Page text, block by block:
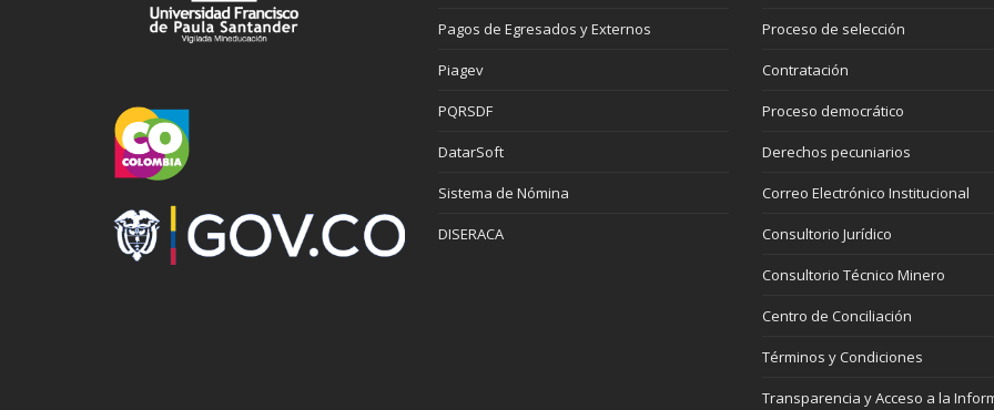
Pagos de Egresados y Externos
Piagev
PQRSDF
DatarSoft
Sistema de Nómina
DISERACA
Proceso de selección
Contratación
Proceso democrático
Derechos pecuniarios
Correo Electrónico Institucional
Consultorio Jurídico
Consultorio Técnico Minero
Centro de Conciliación
Términos y Condiciones
Transparencia y Acceso a la